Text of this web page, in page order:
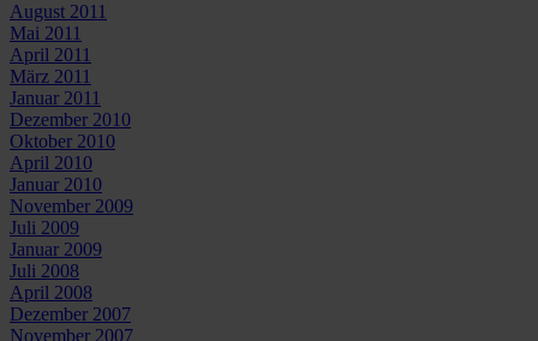
August 2011
Mai 2011
April 2011
März 2011
Januar 2011
Dezember 2010
Oktober 2010
April 2010
Januar 2010
November 2009
Juli 2009
Januar 2009
Juli 2008
April 2008
Dezember 2007
November 2007